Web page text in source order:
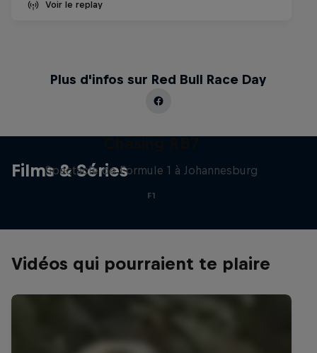
Voir le replay
Plus d'infos sur Red Bull Race Day
Films & Séries
Spectacle de Formule 1 à Johannesburg
F1
Vidéos qui pourraient te plaire